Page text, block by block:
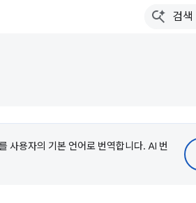
사용자의 기본 언어로 번역합니다. AI 번